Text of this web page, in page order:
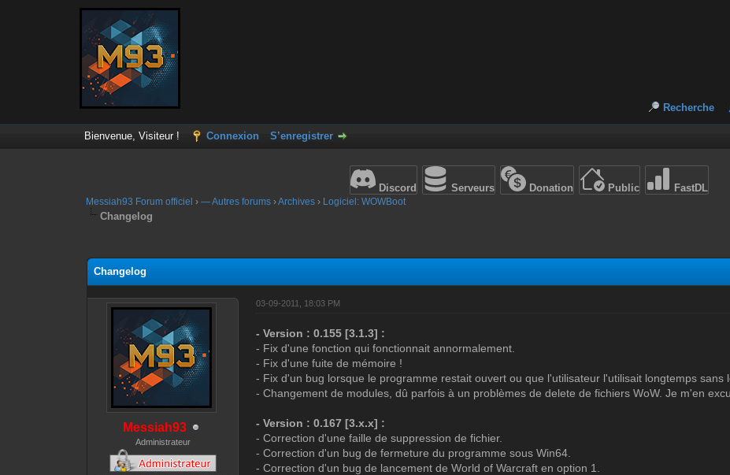
Recherche
Bienvenue, Visiteur ! Connexion S’enregistrer
Discord Serveurs Donation Public FastDL
Messiah93 Forum officiel ›— Autres forums ›Archives › Logiciel: WOWBoot
Changelog
Changelog
Messiah93
Administrateur
03-09-2011, 18:03 PM
- Version : 0.155 [3.1.3] :
- Fix d'une fonction qui fonctionnait annormalement.
- Fix d'une fuite de mémoire !
- Fix d'un bug lorsque le programme restait ouvert ou que l'utilisateur l'utilisait longtemps sans
- Changement de modules, dû parfois à un problèmes de delete de fichiers WoW. Je m'en
- Version : 0.167 [3.x.x] :
- Correction d'une faille de suppression de fichier.
- Correction d'un bug de fermeture du programme sous Win64.
- Correction d'un bug de lancement de World of Warcraft en option 1.